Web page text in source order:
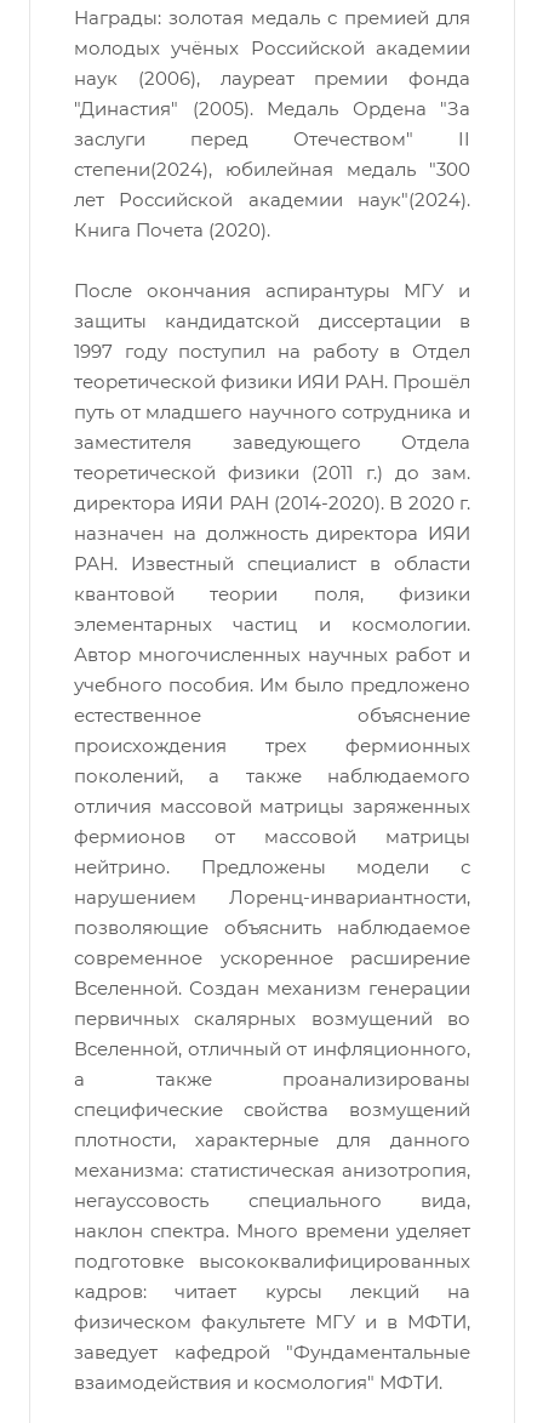
Награды: золотая медаль с премией для
молодых учёных Российской академии
наук (2006), лауреат премии фонда
"Династия" (2005). Медаль Ордена "За
заслуги перед Отечеством" II
степени(2024), юбилейная медаль "300
лет Российской академии наук"(2024).
Книга Почета (2020).
После окончания аспирантуры МГУ и
защиты кандидатской диссертации в
1997 году поступил на работу в Отдел
теоретической физики ИЯИ РАН. Прошёл
путь от младшего научного сотрудника и
заместителя заведующего Отдела
теоретической физики (2011 г.) до зам.
директора ИЯИ РАН (2014-2020). В 2020 г.
назначен на должность директора ИЯИ
РАН. Известный специалист в области
квантовой теории поля, физики
элементарных частиц и космологии.
Автор многочисленных научных работ и
учебного пособия. Им было предложено
естественное объяснение
происхождения трех фермионных
поколений, а также наблюдаемого
отличия массовой матрицы заряженных
фермионов от массовой матрицы
нейтрино. Предложены модели с
нарушением Лоренц-инвариантности,
позволяющие объяснить наблюдаемое
современное ускоренное расширение
Вселенной. Создан механизм генерации
первичных скалярных возмущений во
Вселенной, отличный от инфляционного,
а также проанализированы
специфические свойства возмущений
плотности, характерные для данного
механизма: статистическая анизотропия,
негауссовость специального вида,
наклон спектра. Много времени уделяет
подготовке высококвалифицированных
кадров: читает курсы лекций на
физическом факультете МГУ и в МФТИ,
заведует кафедрой "Фундаментальные
взаимодействия и космология" МФТИ.